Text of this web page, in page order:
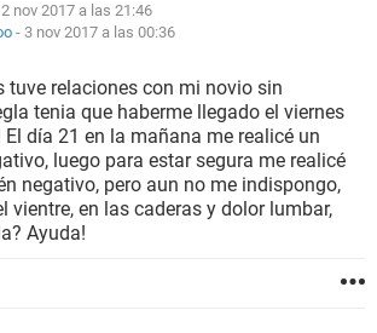
nov 2017 a las 21:46
- 3 nov 2017 a las 00:36
tuve relaciones con mi novio sin
tenia que haberme llegado el viernes
día 21 en la mañana me realicé un
luego para estar segura me realicé
negativo, pero aun no me indispongo,
vientre, en las caderas y dolor lumbar,
Ayuda!